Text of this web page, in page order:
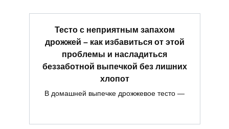
Тесто с неприятным запахом
дрожжей – как избавиться от этой
проблемы и насладиться
беззаботной выпечкой без лишних
хлопот
В домашней выпечке дрожжевое тесто —